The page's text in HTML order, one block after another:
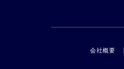
会社概要